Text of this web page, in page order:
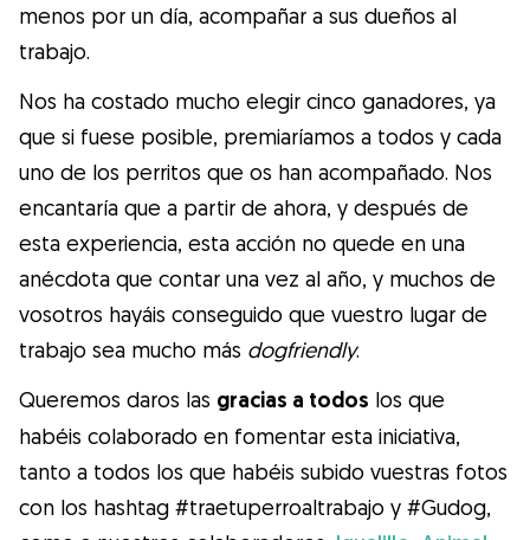
Buscar cuidadores
¿Qué es Gudog?
Gudog es la forma más fácil de encontrar y
reservar con el cuidador de perros
perfecto. ¡Miles de cuidadores están
disponibles para cuidar de tu perro como si
fuera un miembro más de su familia! Todas
las reservas incluyen Cobertura Veterinaria
menos por un día, acompañar a sus dueños al
trabajo.
Nos ha costado mucho elegir cinco ganadores, ya
que si fuese posible, premiaríamos a todos y cada
uno de los perritos que os han acompañado. Nos
encantaría que a partir de ahora, y después de
esta experiencia, esta acción no quede en una
anécdota que contar una vez al año, y muchos de
vosotros hayáis conseguido que vuestro lugar de
trabajo sea mucho más dogfriendly.
Queremos daros las gracias a todos los que
habéis colaborado en fomentar esta iniciativa,
tanto a todos los que habéis subido vuestras fotos
con los hashtag #traetuperroaltrabajo y #Gudog,